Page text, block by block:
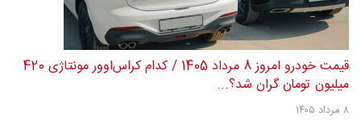
قیمت خودرو امروز 8 مرداد 1405 / کدام کراس‌اوور مونتاژی 420
میلیون تومان گران شد؟...
۸ مرداد ۱۴۰۵